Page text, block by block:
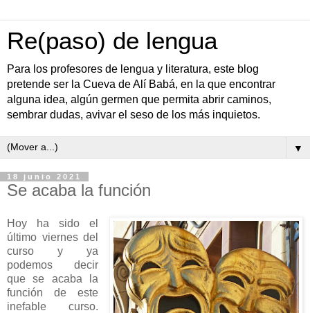
Re(paso) de lengua
Para los profesores de lengua y literatura, este blog
pretende ser la Cueva de Alí Babá, en la que encontrar
alguna idea, algún germen que permita abrir caminos,
sembrar dudas, avivar el seso de los más inquietos.
▼
18 junio 2021
Se acaba la función
Hoy ha sido el
último viernes del
curso y ya
podemos decir
que se acaba la
función de este
inefable curso.